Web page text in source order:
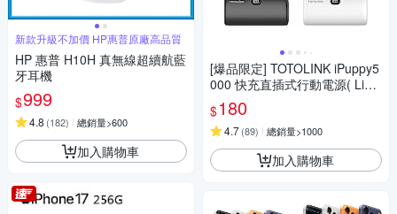
新款升級不加價 HP惠普原廠高品質
HP 惠普 H10H 真無線超續航藍
牙耳機
$999
4.8 (182) 總銷量>600
加入購物車
[爆品限定] TOTOLINK iPuppy5
000 快充直插式行動電源( Light
ning/Type-C )
$180
4.7(89) 總銷量>1000
加入購物車